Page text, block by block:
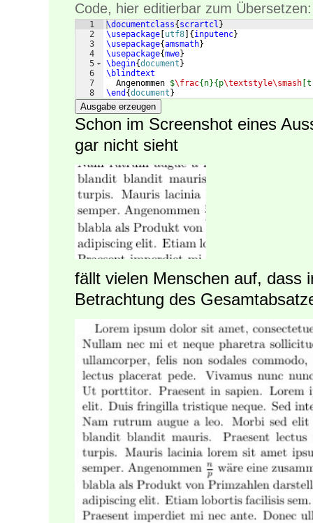
Code, hier editierbar zum Übersetzen:
1
2
3
4
5
6
7
8
\documentclass{ scrartcl }
\usepackage utf8 { inputenc}
\usepackage{amsmath}
\usepackage{mwe}
\begin{document }
\blindtext
  Angenommen
$\frac{n}{p\textstyle\smash
\end {document }
Ausgabe erzeugen
Schon im Screenshot eines
gar nicht sieht
fällt vielen Menschen auf, dass
Betrachtung des